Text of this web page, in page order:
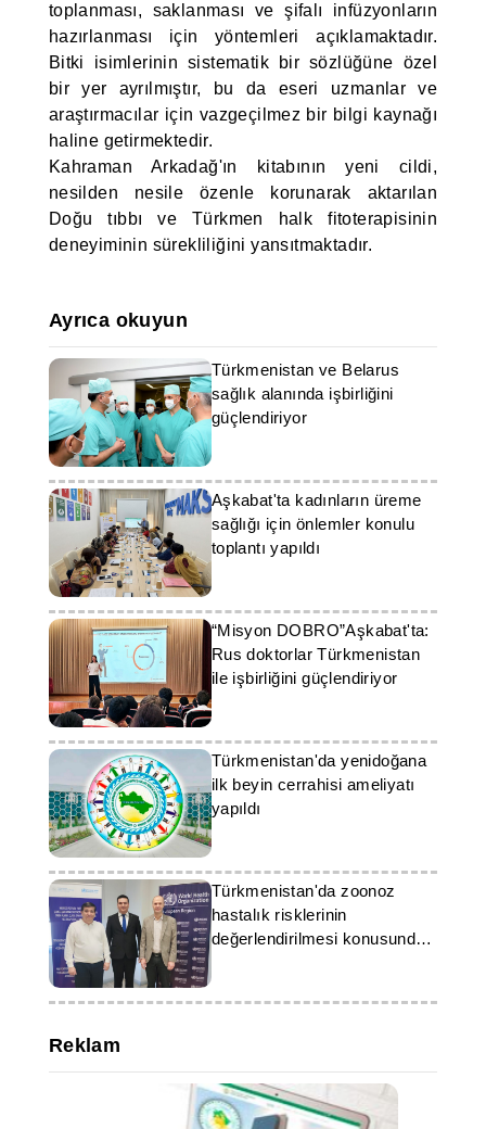
toplanması, saklanması ve şifalı infüzyonların
hazırlanması için yöntemleri açıklamaktadır.
Bitki isimlerinin sistematik bir sözlüğüne özel
bir yer ayrılmıştır, bu da eseri uzmanlar ve
araştırmacılar için vazgeçilmez bir bilgi kaynağı
haline getirmektedir.
Kahraman Arkadağ'ın kitabının yeni cildi,
nesilden nesile özenle korunarak aktarılan
Doğu tıbbı ve Türkmen halk fitoterapisinin
deneyiminin sürekliliğini yansıtmaktadır.
Ayrıca okuyun
Türkmenistan ve Belarus
sağlık alanında işbirliğini
güçlendiriyor
Aşkabat'ta kadınların üreme
sağlığı için önlemler konulu
toplantı yapıldı
“Misyon DOBRO”Aşkabat'ta:
Rus doktorlar Türkmenistan
ile işbirliğini güçlendiriyor
Türkmenistan'da yenidoğana
ilk beyin cerrahisi ameliyatı
yapıldı
Türkmenistan'da zoonoz
hastalık risklerinin
değerlendirilmesi konusunda
Reklam